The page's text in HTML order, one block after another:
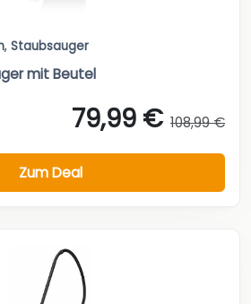
, Staubsauger
mit Beutel
79,99 € 108,99 €
Zum Deal